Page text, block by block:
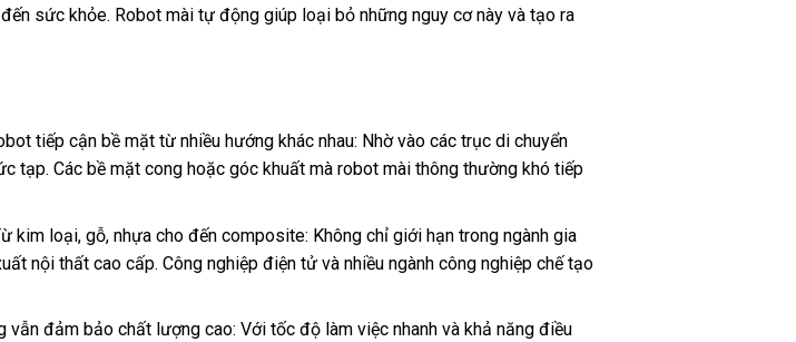
sức khỏe. Robot mài tự động giúp loại bỏ những nguy cơ này và tạo ra
tiếp cận bề mặt từ nhiều hướng khác nhau: Nhờ vào các trục di chuyển
tạp. Các bề mặt cong hoặc góc khuất mà robot mài thông thường khó tiếp
kim loại, gỗ, nhựa cho đến composite: Không chỉ giới hạn trong ngành gia
nội thất cao cấp. Công nghiệp điện tử và nhiều ngành công nghiệp chế tạo
đảm bảo chất lượng cao: Với tốc độ làm việc nhanh và khả năng điều